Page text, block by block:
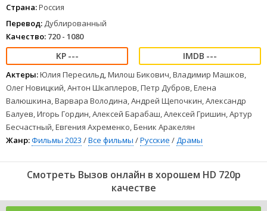
Страна:Россия
Перевод: Дублированный
Качество: 720 - 1080
--- ---
Актеры:Юлия Пересильд, Милош Бикович, Владимир Машков,
Олег Новицкий, Антон Шкаплеров, Петр Дубров, Елена
Валюшкина, Варвара Володина, Андрей Щепочкин, Александр
Балуев, Игорь Гордин, Алексей Барабаш, Алексей Гришин, Артур
Бесчастный, Евгения Ахременко, Беник Аракелян
Жанр:Фильмы 2023 /Все фильмы /Русские /Драмы
Смотреть Вызов онлайн в хорошем HD 720p
качестве